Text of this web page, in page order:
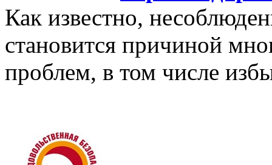
Как известно,
становится причиной
проблем, в том числе